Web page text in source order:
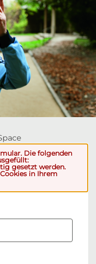
Die folgenden
gesetzt werden.
in Ihrem